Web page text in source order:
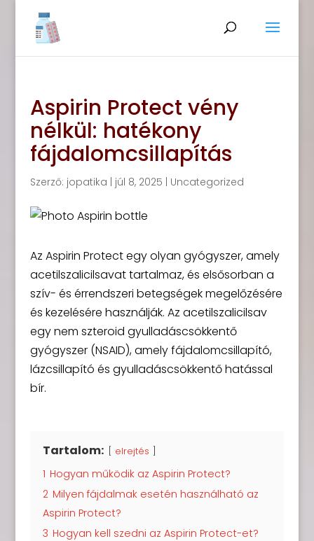
Aspirin Protect vény
nélkül: hatékony
fájdalomcsillapítás
Szerző: jopatika júl 8, 2025 Uncategorized
Az Aspirin Protect egy olyan gyógyszer, amely
acetilszalicilsavat tartalmaz, és elsősorban a
szív- és érrendszeri betegségek megelőzésére
és kezelésére használják. Az acetilszalicilsav
egy nem szteroid gyulladáscsökkentő
gyógyszer (NSAID), amely fájdalomcsillapító,
lázcsillapító és gyulladáscsökkentő hatással
bír.
Tartalom: elrejtés
1 Hogyan működik az Aspirin Protect?
2 Milyen fájdalmak esetén használható az
Aspirin Protect?
3 Hogyan kell szedni az Aspirin Protect-et?